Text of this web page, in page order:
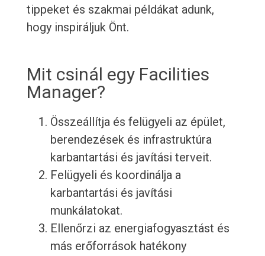
tippeket és szakmai példákat adunk,
hogy inspiráljuk Önt.
Mit csinál egy Facilities
Manager?
Összeállítja és felügyeli az épület,
berendezések és infrastruktúra
karbantartási és javítási terveit.
Felügyeli és koordinálja a
karbantartási és javítási
munkálatokat.
Ellenőrzi az energiafogyasztást és
más erőforrások hatékony